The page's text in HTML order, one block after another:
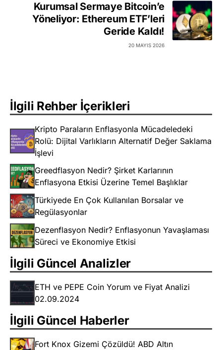
Kurumsal Sermaye Bitcoin’e
Yöneliyor: Ethereum ETF’leri
Geride Kaldı!
20 MAYIS 2026
İlgili Rehber İçerikleri
Kripto Paraların Enflasyonla Mücadeledeki
Rolü: Dijital Varlıkların Alternatif Değer Saklama
İşlevi
Greedflasyon Nedir? Şirket Karlarının
Enflasyona Etkisi Üzerine Temel Başlıklar
Türkiyede En Çok Kullanılan Borsalar ve
Regülasyonlar
Dezenflasyon Nedir? Enflasyonun Yavaşlaması
Süreci ve Ekonomiye Etkisi
İlgili Güncel Analizler
ETH ve PEPE Coin Yorum ve Fiyat Analizi
02.09.2024
İlgili Güncel Haberler
Fort Knox Gizemi Çözüldü! ABD Altın